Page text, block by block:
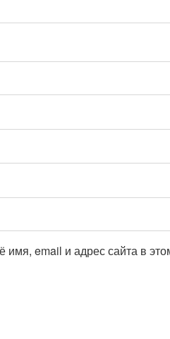
имя, email и адрес сайта в